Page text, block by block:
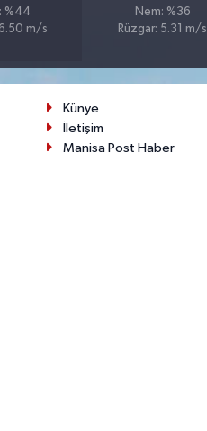
%44
m/s
Nem: %36
Rüzgar: 5.31 m/s
Künye
İletişim
Manisa Post Haber